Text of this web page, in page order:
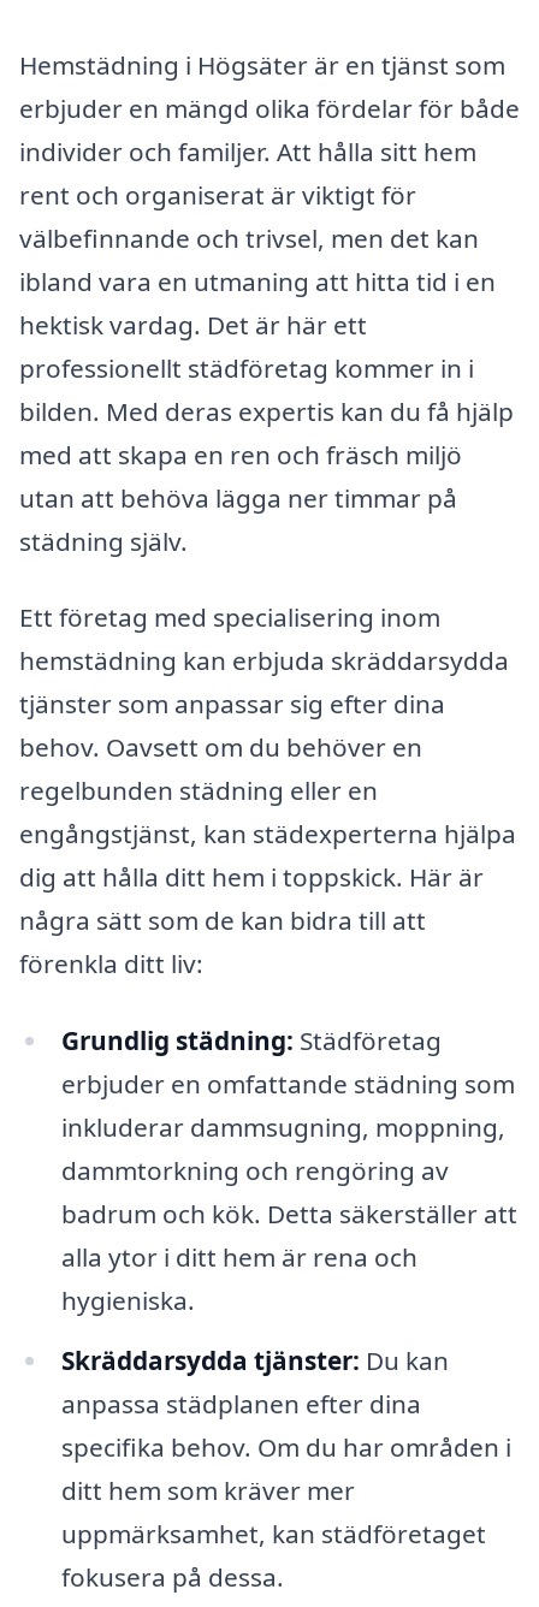
Hemstädning i Högsäter är en tjänst som
erbjuder en mängd olika fördelar för både
individer och familjer. Att hålla sitt hem
rent och organiserat är viktigt för
välbefinnande och trivsel, men det kan
ibland vara en utmaning att hitta tid i en
hektisk vardag. Det är här ett
professionellt städföretag kommer in i
bilden. Med deras expertis kan du få hjälp
med att skapa en ren och fräsch miljö
utan att behöva lägga ner timmar på
städning själv.
Ett företag med specialisering inom
hemstädning kan erbjuda skräddarsydda
tjänster som anpassar sig efter dina
behov. Oavsett om du behöver en
regelbunden städning eller en
engångstjänst, kan städexperterna hjälpa
dig att hålla ditt hem i toppskick. Här är
några sätt som de kan bidra till att
förenkla ditt liv:
Grundlig städning: Städföretag
erbjuder en omfattande städning som
inkluderar dammsugning, moppning,
dammtorkning och rengöring av
badrum och kök. Detta säkerställer att
alla ytor i ditt hem är rena och
hygieniska.
Skräddarsydda tjänster: Du kan
anpassa städplanen efter dina
specifika behov. Om du har områden i
ditt hem som kräver mer
uppmärksamhet, kan städföretaget
fokusera på dessa.